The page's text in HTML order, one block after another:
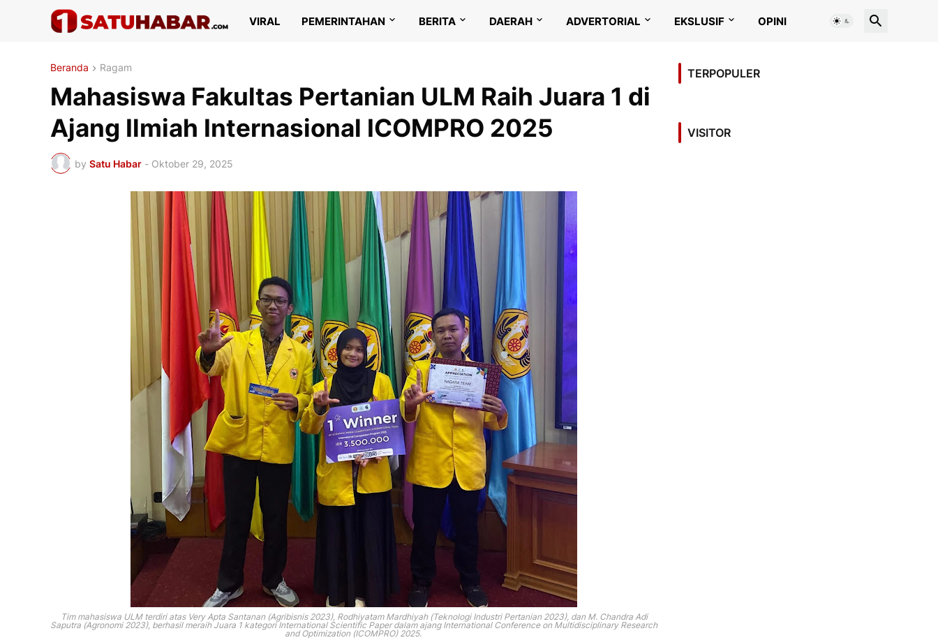
VIRAL PEMERINTAHAN BERITA DAERAH ADVERTORIAL EKSLUSIF OPINI
Beranda Ragam
Mahasiswa Fakultas Pertanian ULM Raih Juara 1 di
Ajang Ilmiah Internasional ICOMPRO 2025
by Satu Habar - Oktober 29, 2025
Tim mahasiswa ULM terdiri atas Very Apta Santanan (Agribisnis 2023), Rodhiyatam Mardhiyah (Teknologi Industri Pertanian 2023), dan M. Chandra Adi
Saputra (Agronomi 2023), berhasil meraih Juara 1 kategori International Scientific Paper dalam ajang International Conference on Multidisciplinary Research
and Optimization (ICOMPRO) 2025.
TERPOPULER
VISITOR